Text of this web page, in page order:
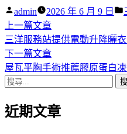
作
者:
admin 2026 年 6 月 9 日
文
章
導
覽
上一篇文章下
一
篇
文
三洋服務站提供電動升降曬
下一篇文章下
一
章:
屋瓦平胸手術推薦膠原蛋白
搜
關
近期文章